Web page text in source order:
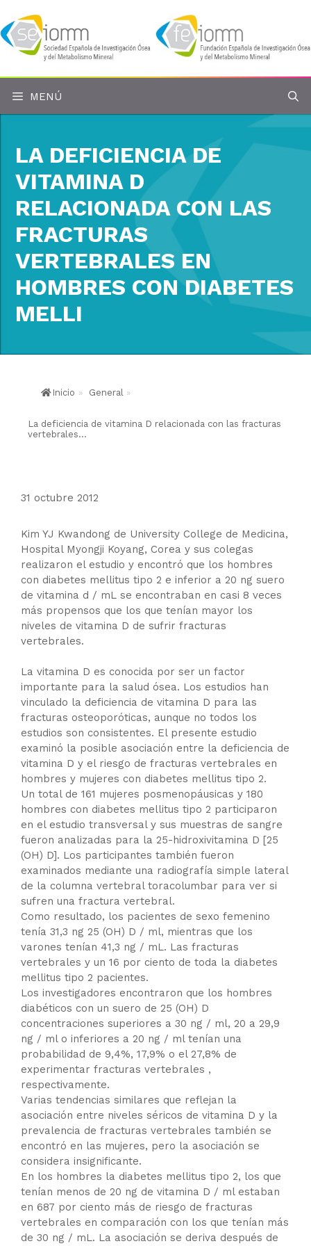
al
contenido
MENÚ
LA DEFICIENCIA DE
VITAMINA D
RELACIONADA CON LAS
FRACTURAS
VERTEBRALES EN
HOMBRES CON DIABETES
MELLI
Inicio » General »
La deficiencia de vitamina D relacionada con las fracturas
vertebrales...
31 octubre 2012
Kim YJ Kwandong de University College de Medicina,
Hospital Myongji Koyang, Corea y sus colegas
realizaron el estudio y encontró que los hombres
con diabetes mellitus tipo 2 e inferior a 20 ng suero
de vitamina d / mL se encontraban en casi 8 veces
más propensos que los que tenían mayor los
niveles de vitamina D de sufrir fracturas
vertebrales.
La vitamina D es conocida por ser un factor
importante para la salud ósea. Los estudios han
vinculado la deficiencia de vitamina D para las
fracturas osteoporóticas, aunque no todos los
estudios son consistentes. El presente estudio
examinó la posible asociación entre la deficiencia de
vitamina D y el riesgo de fracturas vertebrales en
hombres y mujeres con diabetes mellitus tipo 2.
Un total de 161 mujeres posmenopáusicas y 180
hombres con diabetes mellitus tipo 2 participaron
en el estudio transversal y sus muestras de sangre
fueron analizadas para la 25-hidroxivitamina D [25
(OH) D]. Los participantes también fueron
examinados mediante una radiografía simple lateral
de la columna vertebral toracolumbar para ver si
sufren una fractura vertebral.
Como resultado, los pacientes de sexo femenino
tenía 31,3 ng 25 (OH) D / ml, mientras que los
varones tenían 41,3 ng / mL. Las fracturas
vertebrales y un 16 por ciento de toda la diabetes
mellitus tipo 2 pacientes.
Los investigadores encontraron que los hombres
diabéticos con un suero de 25 (OH) D
concentraciones superiores a 30 ng / ml, 20 a 29,9
ng / ml o inferiores a 20 ng / ml tenían una
probabilidad de 9,4%, 17,9% o el 27,8% de
experimentar fracturas vertebrales ,
respectivamente.
Varias tendencias similares que reflejan la
asociación entre niveles séricos de vitamina D y la
prevalencia de fracturas vertebrales también se
encontró en las mujeres, pero la asociación se
considera insignificante.
En los hombres la diabetes mellitus tipo 2, los que
tenían menos de 20 ng de vitamina D / ml estaban
en 687 por ciento más de riesgo de fracturas
vertebrales en comparación con los que tenían más
de 30 ng / mL. La asociación se deriva después de